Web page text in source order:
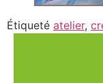
Étiqueté atelier,